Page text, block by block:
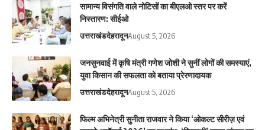
सामान्य विसंगति वाले नोटिसों का बीएलओ स्तर पर करें
निस्तारण: सीईओ
उत्तराखंडदेहरादूनAugust 5, 2026
जनसुनवाई में कृषि मंत्री गणेश जोशी ने सुनीं लोगों की समस्याएं,
युवा किसान की सफलता को बताया प्रेरणादायक
उत्तराखंडदेहरादूनAugust 5, 2026
फिल्म अभिनेत्री सुनीता राजवार ने किया ‘ओकल्ट सीरीज़ एवं